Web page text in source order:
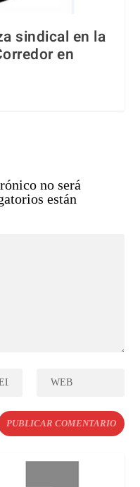
sindical en la
en
no será
están